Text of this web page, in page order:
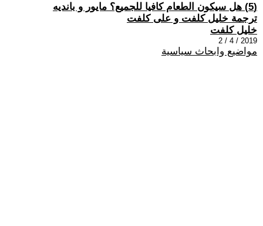
(5) هل سيكون الطعام كافيا للجميع؟ مايور و بانديه
ترجمة خليل كلفت و على كلفت
خليل كلفت
2019 / 4 / 2
مواضيع وابحاث سياسية